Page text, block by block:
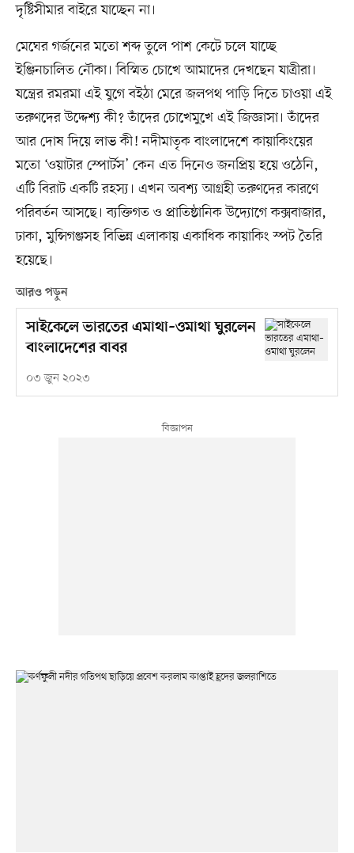
দৃষ্টিসীমার বাইরে যাচ্ছেন না।
মেঘের গর্জনের মতো শব্দ তুলে পাশ কেটে চলে যাচ্ছে
ইঞ্জিনচালিত নৌকা। বিস্মিত চোখে আমাদের দেখছেন যাত্রীরা।
যন্ত্রের রমরমা এই যুগে বইঠা মেরে জলপথ পাড়ি দিতে চাওয়া এই
তরুণদের উদ্দেশ্য কী? তাঁদের চোখেমুখে এই জিজ্ঞাসা। তাঁদের
আর দোষ দিয়ে লাভ কী! নদীমাতৃক বাংলাদেশে কায়াকিংয়ের
মতো ‘ওয়াটার স্পোর্টস’ কেন এত দিনেও জনপ্রিয় হয়ে ওঠেনি,
এটি বিরাট একটি রহস্য। এখন অবশ্য আগ্রহী তরুণদের কারণে
পরিবর্তন আসছে। ব্যক্তিগত ও প্রাতিষ্ঠানিক উদ্যোগে কক্সবাজার,
ঢাকা, মুন্সিগঞ্জসহ বিভিন্ন এলাকায় একাধিক কায়াকিং স্পট তৈরি
হয়েছে।
আরও পড়ুন
সাইকেলে ভারতের এমাথা–ওমাথা ঘুরলেন
বাংলাদেশের বাবর
০৩ জুন ২০২৩